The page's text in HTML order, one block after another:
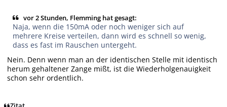
vor 2 Stunden, Flemming hat gesagt:
Naja, wenn die 150mA oder noch weniger sich auf
mehrere Kreise verteilen, dann wird es schnell so wenig,
dass es fast im Rauschen untergeht.
Nein. Denn wenn man an der identischen Stelle mit identisch
herum gehaltener Zange mißt, ist die Wiederholgenauigkeit
schon sehr ordentlich.